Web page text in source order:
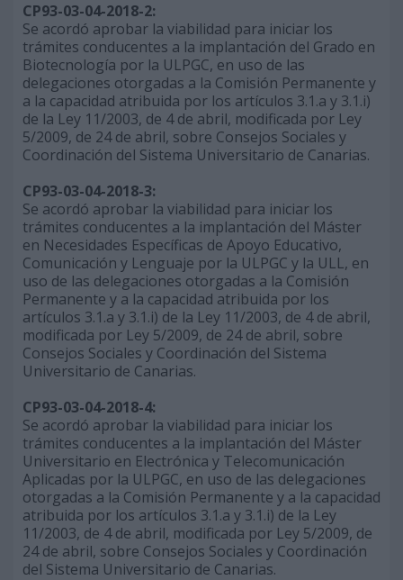
CP93-03-04-2018-2:
Se acordó aprobar la viabilidad para iniciar los
trámites conducentes a la implantación del Grado en
Biotecnología por la ULPGC, en uso de las
delegaciones otorgadas a la Comisión Permanente y
a la capacidad atribuida por los artículos 3.1.a y 3.1.i)
de la Ley 11/2003, de 4 de abril, modificada por Ley
5/2009, de 24 de abril, sobre Consejos Sociales y
Coordinación del Sistema Universitario de Canarias.
CP93-03-04-2018-3:
Se acordó aprobar la viabilidad para iniciar los
trámites conducentes a la implantación del Máster
en Necesidades Específicas de Apoyo Educativo,
Comunicación y Lenguaje por la ULPGC y la ULL, en
uso de las delegaciones otorgadas a la Comisión
Permanente y a la capacidad atribuida por los
artículos 3.1.a y 3.1.i) de la Ley 11/2003, de 4 de abril,
modificada por Ley 5/2009, de 24 de abril, sobre
Consejos Sociales y Coordinación del Sistema
Universitario de Canarias.
CP93-03-04-2018-4:
Se acordó aprobar la viabilidad para iniciar los
trámites conducentes a la implantación del Máster
Universitario en Electrónica y Telecomunicación
Aplicadas por la ULPGC, en uso de las delegaciones
otorgadas a la Comisión Permanente y a la capacidad
atribuida por los artículos 3.1.a y 3.1.i) de la Ley
11/2003, de 4 de abril, modificada por Ley 5/2009, de
24 de abril, sobre Consejos Sociales y Coordinación
del Sistema Universitario de Canarias.